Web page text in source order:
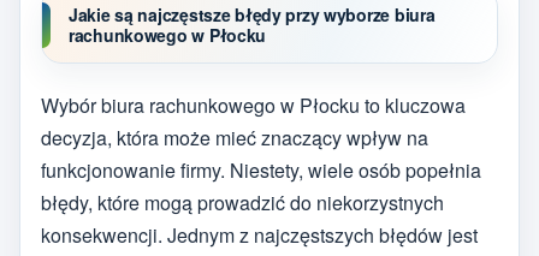
Jakie są najczęstsze błędy przy wyborze biura
rachunkowego w Płocku
Wybór biura rachunkowego w Płocku to kluczowa
decyzja, która może mieć znaczący wpływ na
funkcjonowanie firmy. Niestety, wiele osób popełnia
błędy, które mogą prowadzić do niekorzystnych
konsekwencji. Jednym z najczęstszych błędów jest